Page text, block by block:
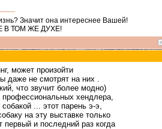
Значит она интереснее Вашей!
В ТОМ ЖЕ ДУХЕ!
может произойти
даже не смотрят на них .
что звучит более модно)
хендлера,
... этот парень э-э,
на эту выставке только
и последний раз когда